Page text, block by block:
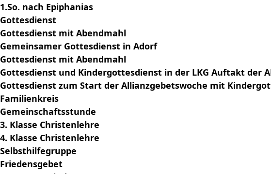
1.So. nach Epiphanias
Gottesdienst
Gottesdienst mit Abendmahl
Gemeinsamer Gottesdienst in Adorf
Gottesdienst mit Abendmahl
Gottesdienst und Kindergottesdienst in der LKG Auftakt der
Gottesdienst zum Start der Allianzgebetswoche mit
Familienkreis
Gemeinschaftsstunde
3. Klasse Christenlehre
4. Klasse Christenlehre
Selbsthilfegruppe
Friedensgebet